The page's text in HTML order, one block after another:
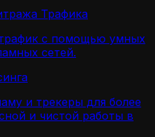
Трафика
с помощью умных
сетей.
и трекеры для более
и чистой работы в